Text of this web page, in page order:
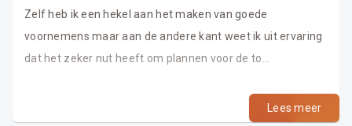
Zelf heb ik een hekel aan het maken van goede
voornemens maar aan de andere kant weet ik uit ervaring
dat het zeker nut heeft om plannen voor de to...
Lees meer